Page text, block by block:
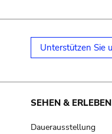
Unterstützen Sie
SEHEN & ERLEBEN
Dauerausstellung